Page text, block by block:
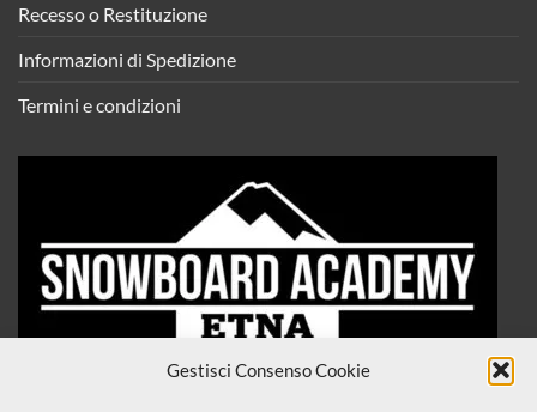
Gestisci Consenso Cookie
Recesso o Restituzione
Informazioni di Spedizione
Termini e condizioni